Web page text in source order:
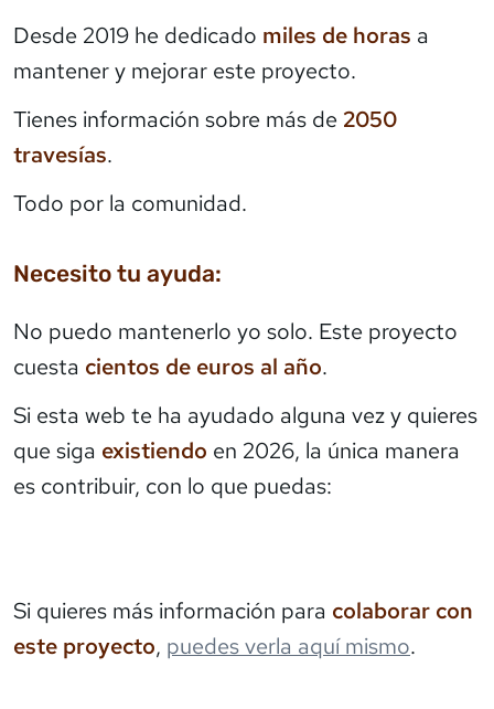
Desde 2019 he dedicado miles de horas a
mantener y mejorar este proyecto.
Tienes información sobre más de 2050
travesías.
Todo por la comunidad.
Necesito tu ayuda:
No puedo mantenerlo yo solo. Este proyecto
cuesta cientos de euros al año.
Si esta web te ha ayudado alguna vez y quieres
que siga existiendo en 2026, la única manera
es contribuir, con lo que puedas:
Si quieres más información para colaborar con
este proyecto, puedes verla aquí mismo.